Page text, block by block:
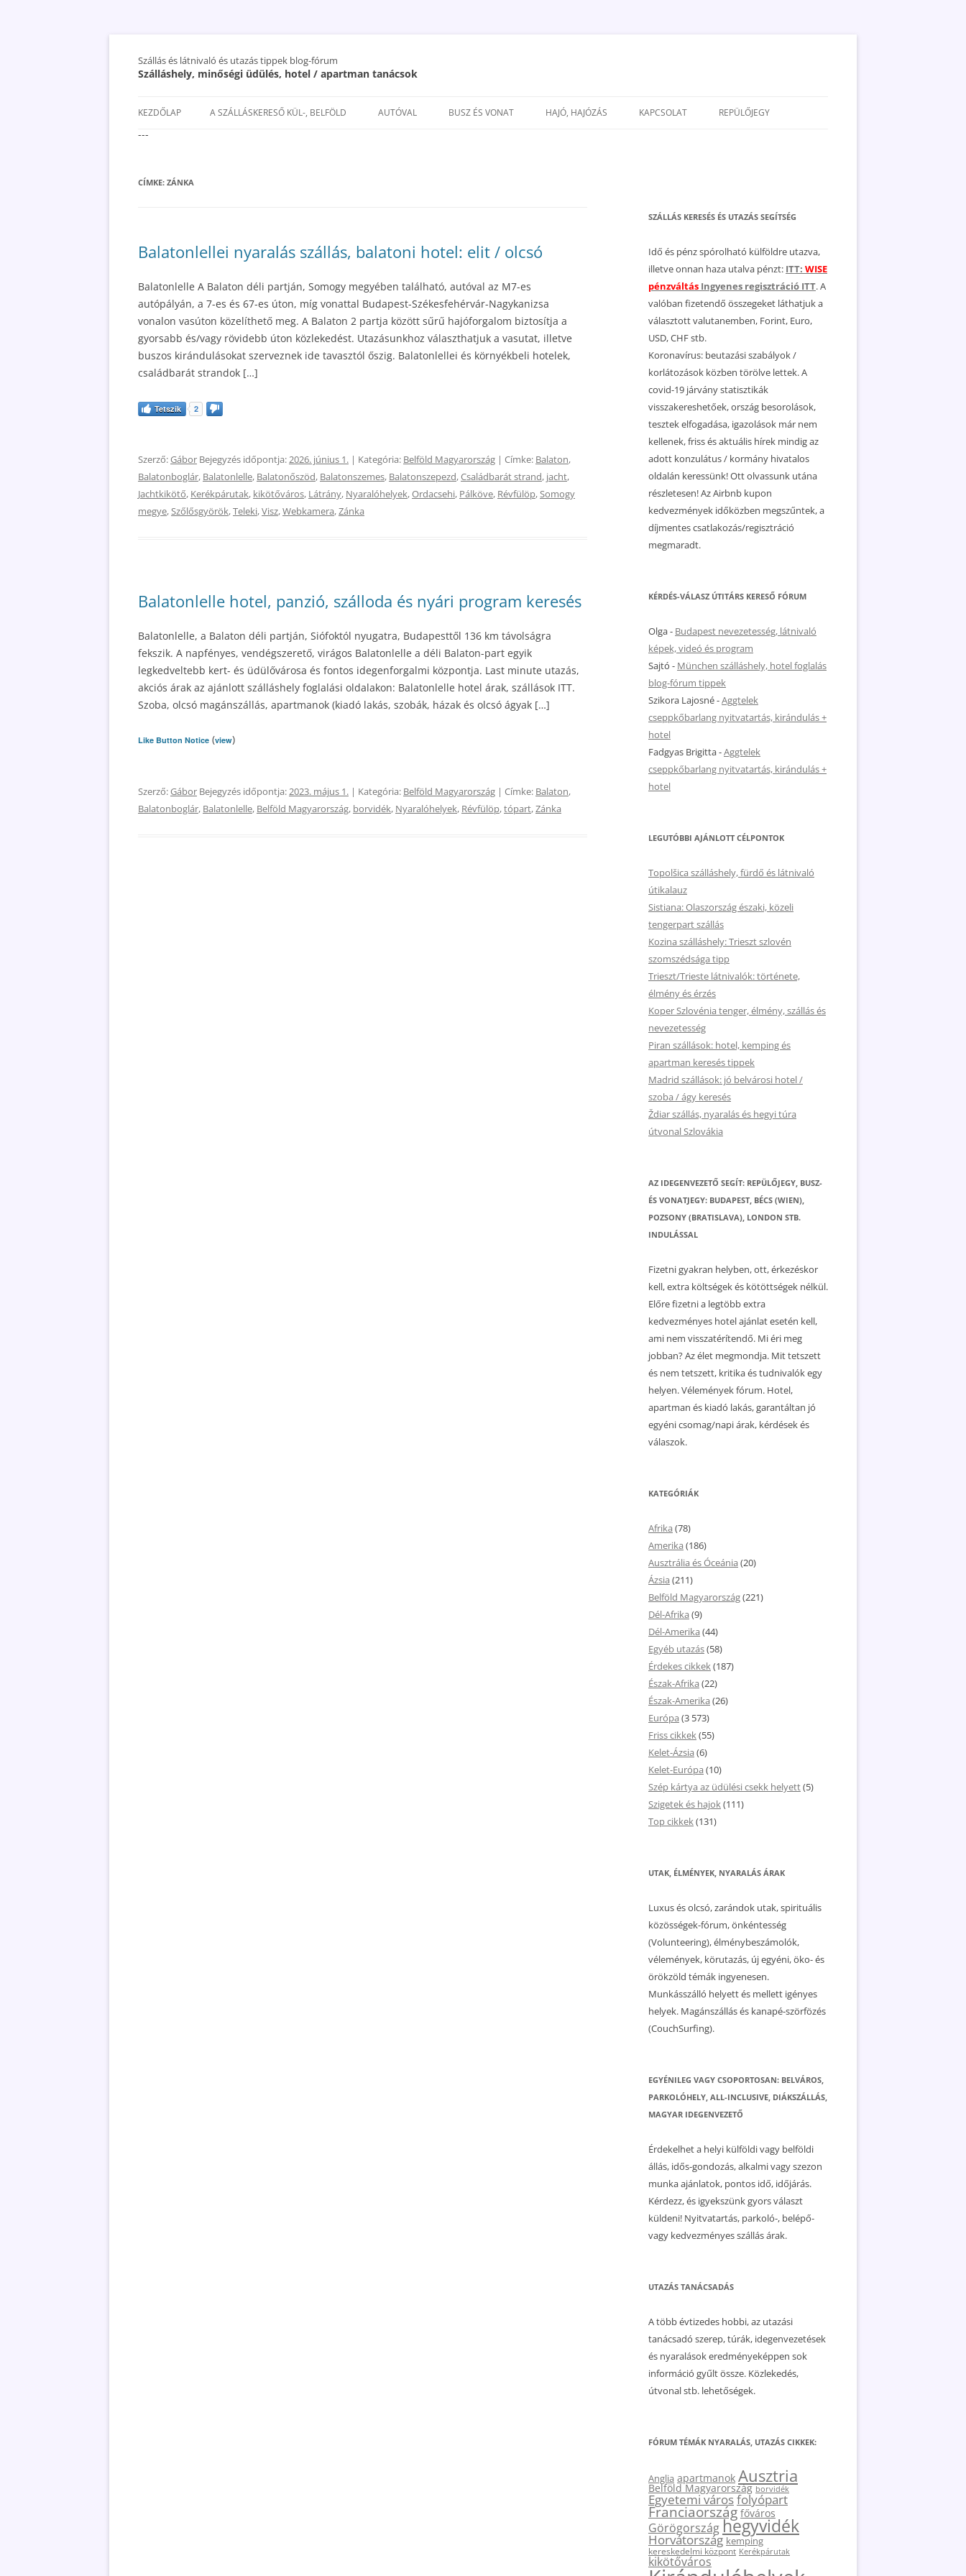
Szállás és látnivaló és utazás tippek blog-fórum
Szálláshely, minőségi üdülés, hotel / apartman tanácsok
a
KEZDŐLAP A SZÁLLÁSKERESŐ KÜL-, BELFÖLD AUTÓVAL BUSZ ÉS VONAT HAJÓ, HAJÓZÁS KAPCSOLAT REPÜLŐJEGY
---
CÍMKE: ZÁNKA
Balatonlellei nyaralás szállás, balatoni hotel: elit / olcsó
Balatonlelle A Balaton déli partján, Somogy megyében található, autóval az M7-es
autópályán, a 7-es és 67-es úton, míg vonattal Budapest-Székesfehérvár-Nagykanizsa
vonalon vasúton közelíthető meg. A Balaton 2 partja között sűrű hajóforgalom biztosítja a
gyorsabb és/vagy rövidebb úton közlekedést. Utazásunkhoz választhatjuk a vasutat, illetve
buszos kirándulásokat szerveznek ide tavasztól őszig. Balatonlellei és környékbeli hotelek,
családbarát strandok […]
Tetszik 2
Szerző:Gábor Bejegyzés időpontja:2026. június 1. | Kategória: Belföld Magyarország | Címke: Balaton,
Balatonboglár, Balatonlelle, Balatonőszöd, Balatonszemes, Balatonszepezd,Családbarát strand, jacht,
Jachtkikötő, Kerékpárutak, kikötőváros, Látrány, Nyaralóhelyek,Ordacsehi, Pálköve, Révfülöp,Somogy
megye,Szőlősgyörök,Teleki,Visz,Webkamera,Zánka
Balatonlelle hotel, panzió, szálloda és nyári program keresés
Balatonlelle, a Balaton déli partján, Siófoktól nyugatra, Budapesttől 136 km távolságra
fekszik. A napfényes, vendégszerető, virágos Balatonlelle a déli Balaton-part egyik
legkedveltebb kert- és üdülővárosa és fontos idegenforgalmi központja. Last minute utazás,
akciós árak az ajánlott szálláshely foglalási oldalakon: Balatonlelle hotel árak, szállások ITT.
Szoba, olcsó magánszállás, apartmanok (kiadó lakás, szobák, házak és olcsó ágyak […]
Like Button Notice (view)
Szerző:Gábor Bejegyzés időpontja:2023. május 1. | Kategória: Belföld Magyarország | Címke: Balaton,
Balatonboglár, Balatonlelle, Belföld Magyarország, borvidék, Nyaralóhelyek, Révfülöp,tópart,Zánka
SZÁLLÁS KERESÉS ÉS UTAZÁS SEGÍTSÉG
Idő és pénz spórolható külföldre utazva,
illetve onnan haza utalva pénzt: ITT: WISE
pénzváltás Ingyenes regisztráció ITT. A
valóban fizetendő összegeket láthatjuk a
választott valutanemben, Forint, Euro,
USD, CHF stb.
Koronavírus: beutazási szabályok /
korlátozások közben törölve lettek. A
covid-19 járvány statisztikák
visszakereshetőek, ország besorolások,
tesztek elfogadása, igazolások már nem
kellenek, friss és aktuális hírek mindig az
adott konzulátus / kormány hivatalos
oldalán keressünk! Ott olvassunk utána
részletesen! Az Airbnb kupon
kedvezmények időközben megszűntek, a
díjmentes csatlakozás/regisztráció
megmaradt.
KÉRDÉS-VÁLASZ ÚTITÁRS KERESŐ FÓRUM
Olga- Budapest nevezetesség, látnivaló
képek, videó és program
Sajtó - München szálláshely, hotel foglalás
blog-fórum tippek
Szikora Lajosné-Aggtelek
cseppkőbarlang nyitvatartás, kirándulás +
hotel
Fadgyas Brigitta-Aggtelek
cseppkőbarlang nyitvatartás, kirándulás +
hotel
LEGUTÓBBI AJÁNLOTT CÉLPONTOK
Topolšica szálláshely, fürdő és látnivaló
útikalauz
Sistiana: Olaszország északi, közeli
tengerpart szállás
Kozina szálláshely: Trieszt szlovén
szomszédsága tipp
Trieszt/Trieste látnivalók: története,
élmény és érzés
Koper Szlovénia tenger, élmény, szállás és
nevezetesség
Piran szállások: hotel, kemping és
apartman keresés tippek
Madrid szállások: jó belvárosi hotel /
szoba / ágy keresés
Ždiar szállás, nyaralás és hegyi túra
útvonal Szlovákia
AZ IDEGENVEZETŐ SEGÍT: REPÜLŐJEGY, BUSZ-
ÉS VONATJEGY: BUDAPEST, BÉCS (WIEN),
POZSONY (BRATISLAVA), LONDON STB.
INDULÁSSAL
Fizetni gyakran helyben, ott, érkezéskor
kell, extra költségek és kötöttségek nélkül.
Előre fizetni a legtöbb extra
kedvezményes hotel ajánlat esetén kell,
ami nem visszatérítendő. Mi éri meg
jobban? Az élet megmondja. Mit tetszett
és nem tetszett, kritika és tudnivalók egy
helyen. Vélemények fórum. Hotel,
apartman és kiadó lakás, garantáltan jó
egyéni csomag/napi árak, kérdések és
válaszok.
KATEGÓRIÁK
Afrika (78)
Amerika (186)
Ausztrália és Óceánia (20)
Ázsia (211)
Belföld Magyarország(221)
Dél-Afrika (9)
Dél-Amerika (44)
Egyéb utazás(58)
Érdekes cikkek(187)
Észak-Afrika (22)
Észak-Amerika (26)
Európa (3 573)
Friss cikkek(55)
Kelet-Ázsia (6)
Kelet-Európa (10)
Szép kártya az üdülési csekk helyett(5)
Szigetek és hajok(111)
Top cikkek(131)
UTAK, ÉLMÉNYEK, NYARALÁS ÁRAK
Luxus és olcsó, zarándok utak, spirituális
közösségek-fórum, önkéntesség
(Volunteering), élménybeszámolók,
vélemények, körutazás, új egyéni, öko- és
örökzöld témák ingyenesen.
Munkásszálló helyett és mellett igényes
helyek. Magánszállás és kanapé-szörfözés
(CouchSurfing).
EGYÉNILEG VAGY CSOPORTOSAN: BELVÁROS,
PARKOLÓHELY, ALL-INCLUSIVE, DIÁKSZÁLLÁS,
MAGYAR IDEGENVEZETŐ
Érdekelhet a helyi külföldi vagy belföldi
állás, idős-gondozás, alkalmi vagy szezon
munka ajánlatok, pontos idő, időjárás.
Kérdezz, és igyekszünk gyors választ
küldeni! Nyitvatartás, parkoló-, belépő-
vagy kedvezményes szállás árak.
UTAZÁS TANÁCSADÁS
A több évtizedes hobbi, az utazási
tanácsadó szerep, túrák, idegenvezetések
és nyaralások eredményeképpen sok
információ gyűlt össze. Közlekedés,
útvonal stb. lehetőségek.
FÓRUM TÉMÁK NYARALÁS, UTAZÁS CIKKEK:
Anglia apartmanok Ausztria
Belföld Magyarország borvidék
Egyetemi városfolyópart
Franciaország főváros
Görögországhegyvidék
Horvátország kemping
kereskedelmi központ Kerékpárutak
kikötőváros